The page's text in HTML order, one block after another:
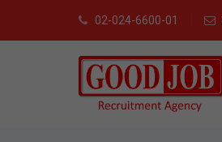
02-024-6600-01